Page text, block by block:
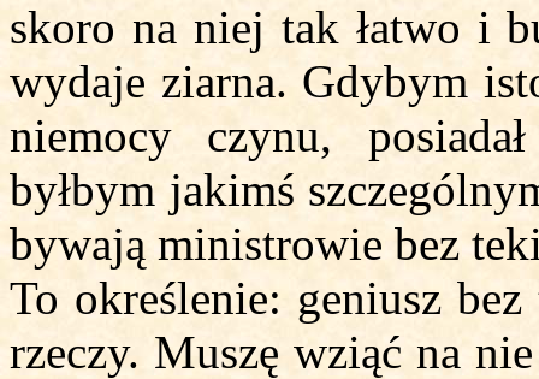
skoro na niej tak łatwo i
wydaje ziarna. Gdybym
niemocy czynu,
byłbym jakimś
bywają ministrowie bez
To określenie: geniusz
rzeczy. Muszę wziąć na